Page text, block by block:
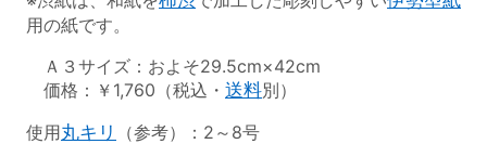
用の紙です。
Ａ３サイズ：およそ29.5cm×42cm
価格：￥1,760（税込・ 送料別）
使用丸キリ （参考）：2～8号